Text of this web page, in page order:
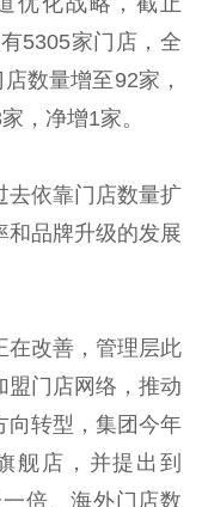
5305家门店，全
数量增至92家，
，净增1家。
去依靠门店数量扩
和品牌升级的发展
在改善，管理层此
盟门店网络，推动
向转型，集团今年
舰店，并提出到
倍、海外门店数